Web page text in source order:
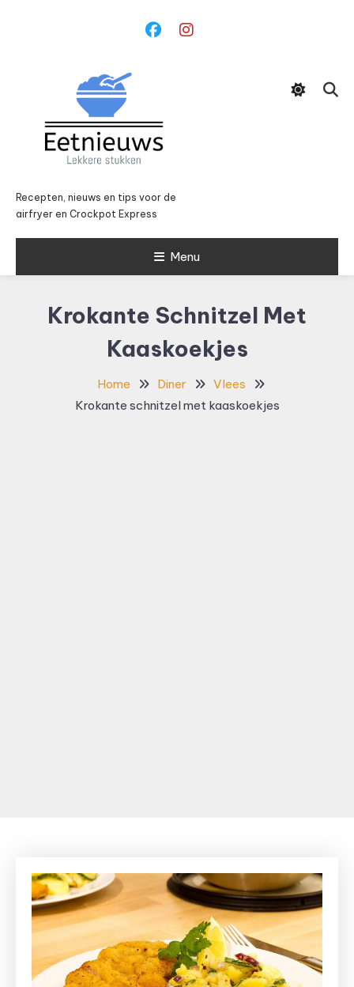
Recepten, nieuws en tips voor de
airfryer en Crockpot Express
Menu
Krokante Schnitzel Met
Kaaskoekjes
Home Diner
Vlees
Krokante schnitzel met kaaskoekjes